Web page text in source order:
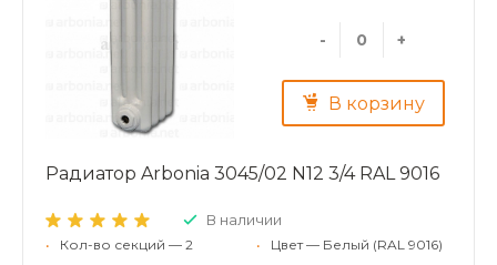
- +
В корзину
Радиатор Arbonia 3045/02 N12 3/4 RAL 9016
В наличии
•
Кол-во секций — 2
•
Цвет — Белый (RAL 9016)